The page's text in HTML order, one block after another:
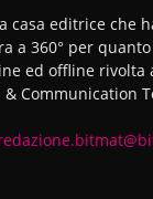
casa editrice che
a 360° per
ed offline rivolta
Communication